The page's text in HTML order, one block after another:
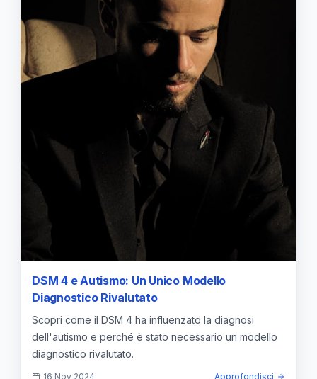
DSM 4 e Autismo: Un Unico Modello
Diagnostico Rivalutato
Scopri come il DSM 4 ha influenzato la diagnosi
dell'autismo e perché è stato necessario un modello
diagnostico rivalutato.
16 Nov 2024 Approfondisci